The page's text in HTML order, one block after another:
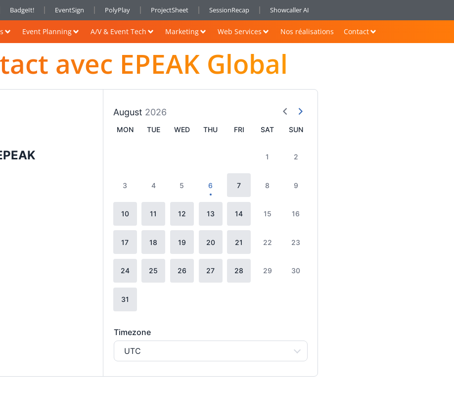
BadgeIt! EventSign PolyPlay ProjectSheet SessionRecap Showcaller AI
Event Planning A/V & Event Tech Marketing Web Services Nos réalisations Contact
avec EPEAK Global